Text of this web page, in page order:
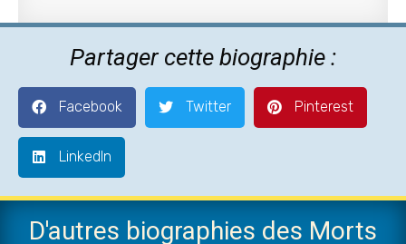
Partager cette biographie :
Facebook Twitter Pinterest
LinkedIn
D'autres biographies des Morts